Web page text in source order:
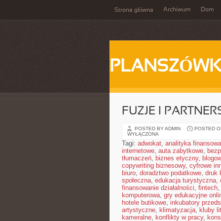
Strona główna Archiwum Dom
FUZJE I
POSTED BY ADMIN POSTED
WYŁĄCZONA
Tagi: adwokat, analityka finansowa
internetowe, auta zabytkowe,
tłumaczeń, biznes etyczny,
copywriting biznesowy, cyfrowe
biuro, doradztwo podatkowe, druk
społeczna, edukacja turystyczna,
finansowanie działalności, fintech,
komputerowa, gry edukacyjne
hotele butikowe, inkubatory
artystyczne, klimatyzacja, kluby
kameralne, konflikty w pracy,